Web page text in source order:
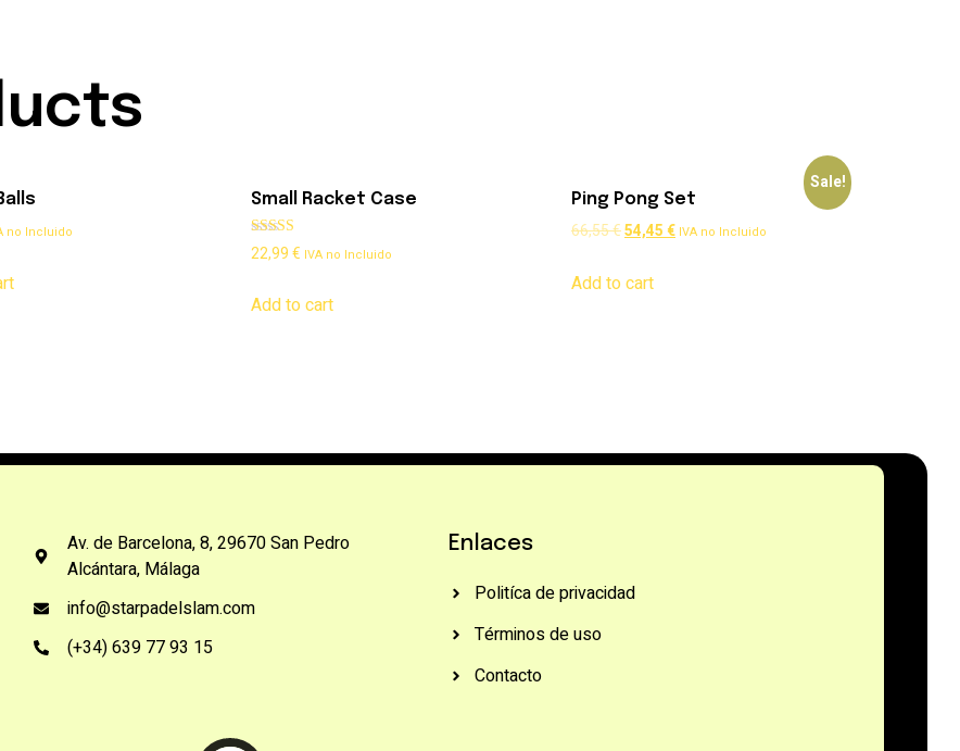
no Incluido
Small Racket Case
Rated
5.00
22,99€ IVA no Incluido
Add to cart
Sale!
Ping Pong Set
66,55€54,45 € IVA no Incluido
Add to cart
Av. de Barcelona, 8, 29670 San Pedro
Alcántara, Málaga
info@starpadelslam.com
(+34) 639 77 93 15
Enlaces
Politíca de privacidad
Términos de uso
Contacto